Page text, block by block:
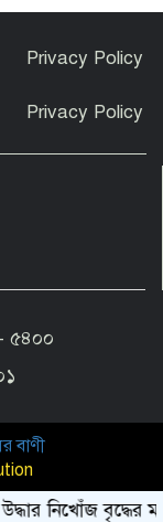
জাল জব্দ, পুড়িয়ে
রেলওয়ের
দাবিতে মানববন্ধন
Privacy Policy
Privacy Policy
৫৪০০
নিখোঁজ বৃদ্ধের মরদেহ
বাণী